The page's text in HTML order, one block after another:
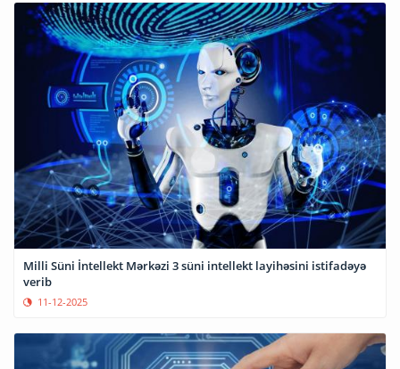
Milli Süni İntellekt Mərkəzi 3 süni intellekt layihəsini istifadəyə
verib
11-12-2025